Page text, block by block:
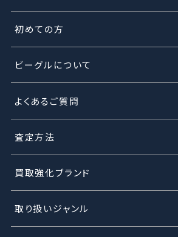
初めての方
ビーグルについて
よくあるご質問
査定方法
買取強化ブランド
取り扱いジャンル